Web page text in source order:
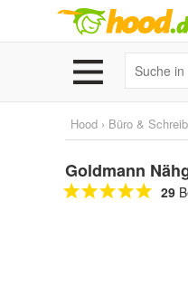
Hood › Büro &
Goldmann
29